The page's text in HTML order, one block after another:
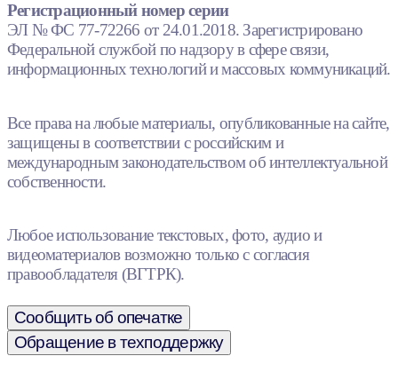
Регистрационный номер серии
ЭЛ № ФС 77-72266 от 24.01.2018. Зарегистрировано
Федеральной службой по надзору в сфере связи,
информационных технологий и массовых коммуникаций.
Все права на любые материалы, опубликованные на сайте,
защищены в соответствии с российским и
международным законодательством об интеллектуальной
собственности.
Любое использование текстовых, фото, аудио и
видеоматериалов возможно только с согласия
правообладателя (ВГТРК).
Сообщить об опечатке
Обращение в техподдержку